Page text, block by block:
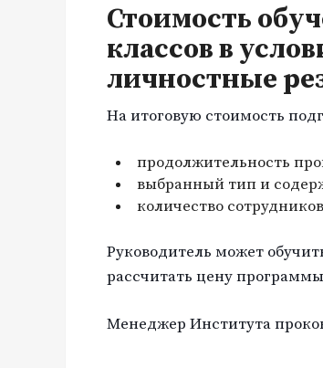
Стоимость
классов в
личностные
На итоговую стоимость
продолжительность
выбранный тип и
количество
Руководитель может
рассчитать цену
Менеджер Института